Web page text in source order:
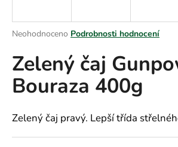
Průměrné
produktu
je
0,0
z
hvězdiček.
Neohodnoceno Podrobnosti hodnocení
Zelený čaj
Bouraza 400g
Zelený čaj pravý. Lepší třída
j
t
?
HLEDAT